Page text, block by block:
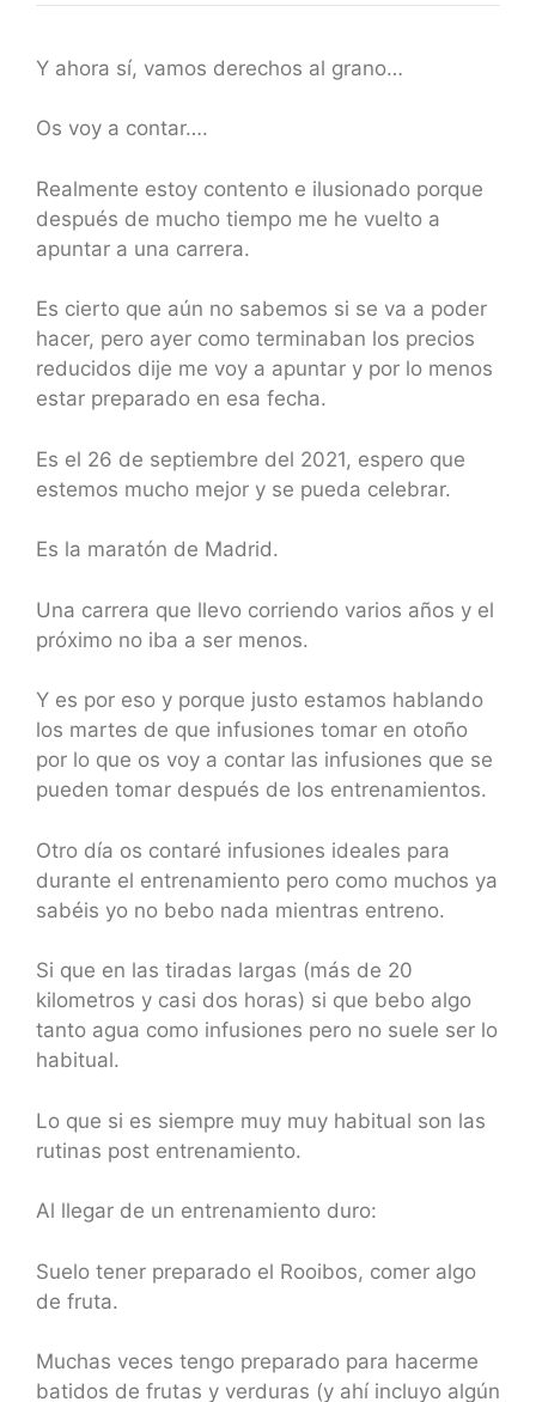
Y ahora sí, vamos derechos al grano…
Os voy a contar….
Realmente estoy contento e ilusionado porque
después de mucho tiempo me he vuelto a
apuntar a una carrera.
Es cierto que aún no sabemos si se va a poder
hacer, pero ayer como terminaban los precios
reducidos dije me voy a apuntar y por lo menos
estar preparado en esa fecha.
Es el 26 de septiembre del 2021, espero que
estemos mucho mejor y se pueda celebrar.
Es la maratón de Madrid.
Una carrera que llevo corriendo varios años y el
próximo no iba a ser menos.
Y es por eso y porque justo estamos hablando
los martes de que infusiones tomar en otoño
por lo que os voy a contar las infusiones que se
pueden tomar después de los entrenamientos.
Otro día os contaré infusiones ideales para
durante el entrenamiento pero como muchos ya
sabéis yo no bebo nada mientras entreno.
Si que en las tiradas largas (más de 20
kilometros y casi dos horas) si que bebo algo
tanto agua como infusiones pero no suele ser lo
habitual.
Lo que si es siempre muy muy habitual son las
rutinas post entrenamiento.
Al llegar de un entrenamiento duro:
Suelo tener preparado el Rooibos, comer algo
de fruta.
Muchas veces tengo preparado para hacerme
batidos de frutas y verduras (y ahí incluyo algún